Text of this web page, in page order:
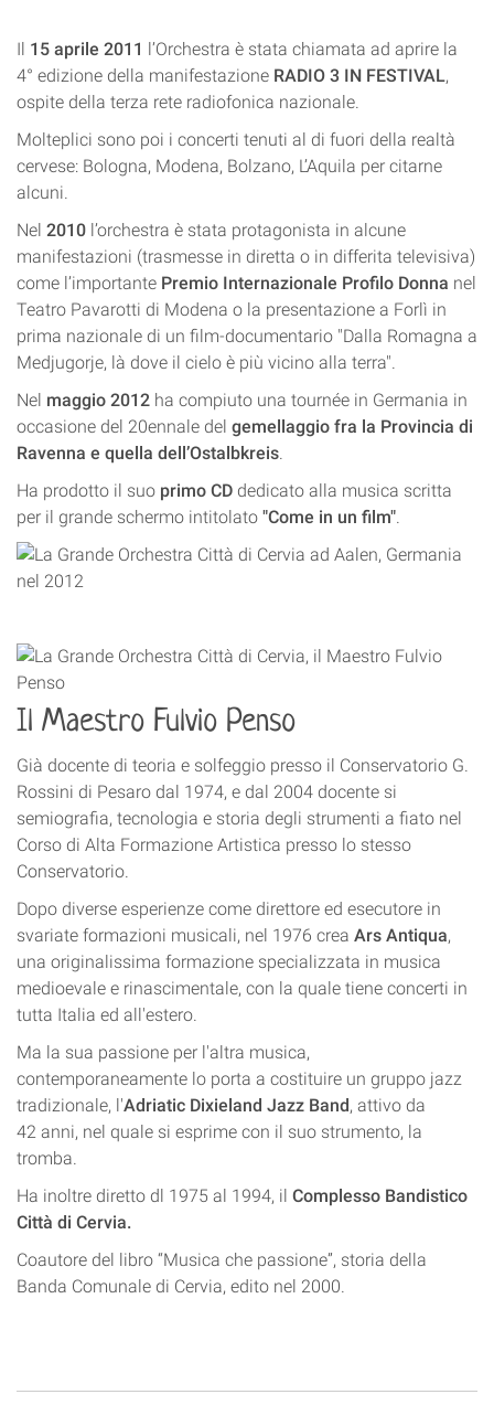
Il 15 aprile 2011 l’Orchestra è stata chiamata ad aprire la
4° edizione della manifestazione RADIO 3 IN FESTIVAL,
ospite della terza rete radiofonica nazionale.
Molteplici sono poi i concerti tenuti al di fuori della realtà
cervese: Bologna, Modena, Bolzano, L’Aquila per citarne
alcuni.
Nel 2010 l’orchestra è stata protagonista in alcune
manifestazioni (trasmesse in diretta o in differita televisiva)
come l’importante Premio Internazionale Profilo Donna nel
Teatro Pavarotti di Modena o la presentazione a Forlì in
prima nazionale di un film-documentario "Dalla Romagna a
Medjugorje, là dove il cielo è più vicino alla terra".
Nel maggio 2012 ha compiuto una tournée in Germania in
occasione del 20ennale del gemellaggio fra la Provincia di
Ravenna e quella dell’Ostalbkreis
Ha prodotto il suo primo CD dedicato alla musica scritta
per il grande schermo intitolato "Come in un film"
Il Maestro Fulvio Penso
Già docente di teoria e solfeggio presso il Conservatorio G.
Rossini di Pesaro dal 1974, e dal 2004 docente si
semiografia, tecnologia e storia degli strumenti a fiato nel
Corso di Alta Formazione Artistica presso lo stesso
Conservatorio.
Dopo diverse esperienze come direttore ed esecutore in
svariate formazioni musicali, nel 1976 crea Ars Antiqua,
una originalissima formazione specializzata in musica
medioevale e rinascimentale, con la quale tiene concerti in
tutta Italia ed all'estero.
Ma la sua passione per l'altra musica,
contemporaneamente lo porta a costituire un gruppo jazz
tradizionale, l'Adriatic Dixieland Jazz Band, attivo da
42 anni, nel quale si esprime con il suo strumento, la
tromba.
Ha inoltre diretto dl 1975 al 1994, il Complesso Bandistico
Città di Cervia.
Coautore del libro “Musica che passione”, storia della
Banda Comunale di Cervia, edito nel 2000.